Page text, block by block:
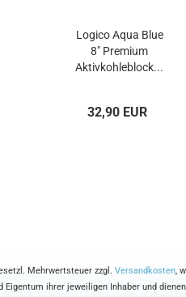
Logico Aqua Blue
8" Premium
Aktivkohleblock...
32,90 EUR
Mehrwertsteuer zzgl. Versandkosten,
ihrer jeweiligen Inhaber und